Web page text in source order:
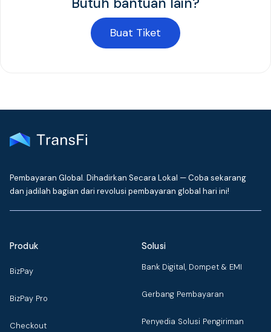
Buat Tiket
Pembayaran Global. Dihadirkan Secara Lokal — Coba sekarang
dan jadilah bagian dari revolusi pembayaran global hari ini!
Produk
BizPay
BizPay Pro
Checkout
Solusi
Bank Digital, Dompet & EMI
Gerbang Pembayaran
Penyedia Solusi Pengiriman